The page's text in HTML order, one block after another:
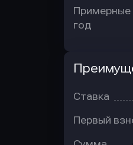
Примерные
год
Ставка
Первый